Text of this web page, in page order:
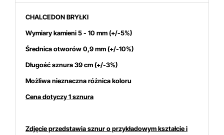
CHALCEDON BRYŁKI
Wymiary kamieni 5 - 10 mm(+/-5%)
Średnica otworów 0,9 mm (+/-10%)
Długość sznura 39 cm (+/-3%)
Możliwa nieznaczna różnica koloru
Cena dotyczy 1 sznura
Zdjęcie przedstawia sznur o przykładowym kształcie i